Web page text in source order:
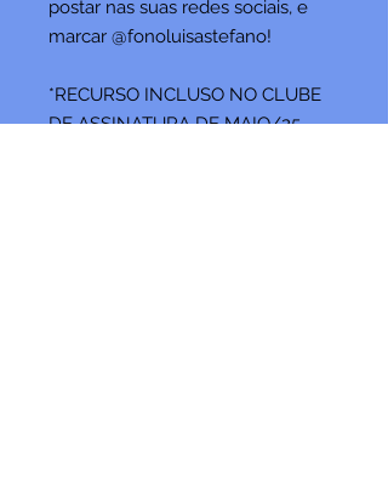
postar nas suas redes sociais, e
marcar @fonoluisastefano!
*RECURSO INCLUSO NO CLUBE
DE ASSINATURA DE MAIO/25